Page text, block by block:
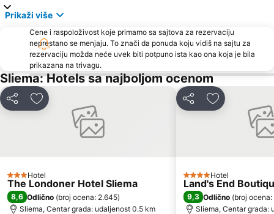
Prikaži više
Cene i raspoloživost koje primamo sa sajtova za rezervaciju
neprestano se menjaju. To znači da ponuda koju vidiš na sajtu za
rezervaciju možda neće uvek biti potpuno ista kao ona koja je bila
prikazana na trivagu.
Sliema: Hotels sa najboljom ocenom
Deli Dodati u favorite
3 Zvezdice
Hotel
The Londoner Hotel Sliema
8,6 Odlično (broj ocena: 2.645)
Sliema, Centar grada: udaljenost 0.5 km
Deli Dodati u
4 Zvezdice
Hotel
Land's End
9,3 Odlično (broj ocena:
Sliema, Centar grada: